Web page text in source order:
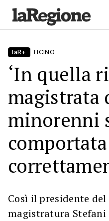
laR+ TICINO
‘In quella
magistrata
minorenni
comportata
Così il presidente
magistratura